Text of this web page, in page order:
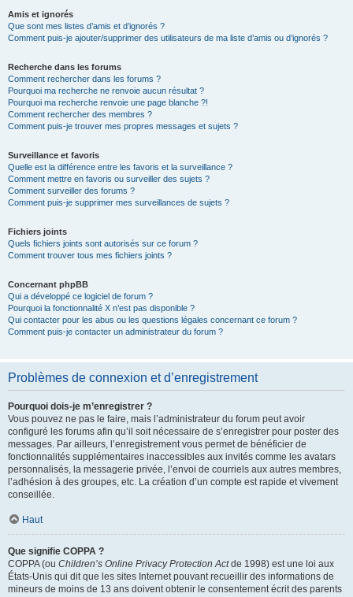
Amis et ignorés
Que sont mes listes d’amis et d’ignorés ?
Comment puis-je ajouter/supprimer des utilisateurs de ma liste d’amis ou d’ignorés ?
Recherche dans les forums
Comment rechercher dans les forums ?
Pourquoi ma recherche ne renvoie aucun résultat ?
Pourquoi ma recherche renvoie une page blanche ?!
Comment rechercher des membres ?
Comment puis-je trouver mes propres messages et sujets ?
Surveillance et favoris
Quelle est la différence entre les favoris et la surveillance ?
Comment mettre en favoris ou surveiller des sujets ?
Comment surveiller des forums ?
Comment puis-je supprimer mes surveillances de sujets ?
Fichiers joints
Quels fichiers joints sont autorisés sur ce forum ?
Comment trouver tous mes fichiers joints ?
Concernant phpBB
Qui a développé ce logiciel de forum ?
Pourquoi la fonctionnalité X n’est pas disponible ?
Qui contacter pour les abus ou les questions légales concernant ce forum ?
Comment puis-je contacter un administrateur du forum ?
Problèmes de connexion et d’enregistrement
Pourquoi dois-je m’enregistrer ?
Vous pouvez ne pas le faire, mais l’administrateur du forum peut avoir
configuré les forums afin qu’il soit nécessaire de s’enregistrer pour poster des
messages. Par ailleurs, l’enregistrement vous permet de bénéficier de
fonctionnalités supplémentaires inaccessibles aux invités comme les avatars
personnalisés, la messagerie privée, l’envoi de courriels aux autres membres,
l’adhésion à des groupes, etc. La création d’un compte est rapide et vivement
conseillée.
Haut
Que signifie COPPA ?
COPPA (ou Children’s Online Privacy Protection Actde 1998) est une loi aux
États-Unis qui dit que les sites Internet pouvant recueillir des informations de
mineurs de moins de 13 ans doivent obtenir le consentement écrit des parents